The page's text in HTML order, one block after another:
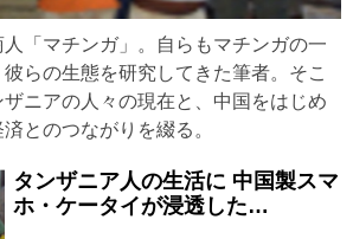
「マチンガ」。自らもマチンガの一
らの生態を研究してきた筆者。そこ
ニアの人々の現在と、中国をはじめ
とのつながりを綴る。
タンザニア人の生活に 中国製スマ
ホ・ケータイが浸透した…